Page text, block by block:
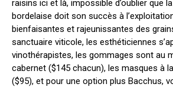
raisins ici et là, impossible d’oublier que
bordelaise doit son succès à
bienfaisantes et rajeunissantes des
sanctuaire viticole, les esthéticiennes
vinothérapistes, les gommages sont au
cabernet ($145 chacun), les masques à
($95), et pour une option plus Bacchus,